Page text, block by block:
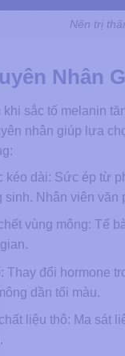
Nên trị
Nhân
sắc tố melanin
nhân giúp lựa
kéo dài: Sức ép từ
sinh. Nhân viên
vùng mông: Tế
Thay đổi hormone
dần tối màu.
liệu thô: Ma sát